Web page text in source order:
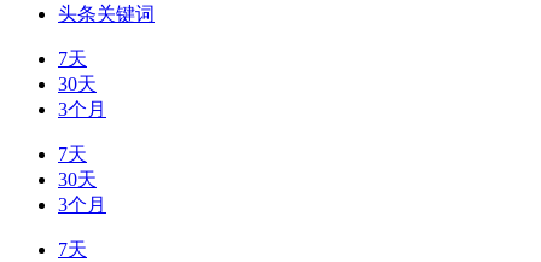
头条关键词
7天
30天
3个月
7天
30天
3个月
7天